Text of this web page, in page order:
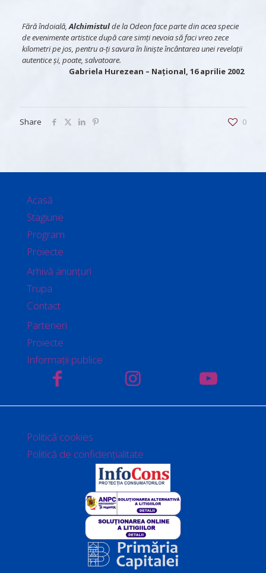
Fără îndoială, Alchimistulde la Odeon face parte din acea specie
de evenimente artistice după care simți nevoia să faci vreo zece
kilometri pe jos, pentru a-ți savura în liniște încântarea unei revelații
autentice și, poate, salvatoare.
Gabriela Hurezean – Național, 16 aprilie 2002
Share 0
Acasă
Stagiune
Program
Proiecte
Arhivă anunțuri
Trupa
Contact
Parteneri
Proiecte
Informații publice
Politică cookies
Politică de confidențialitate